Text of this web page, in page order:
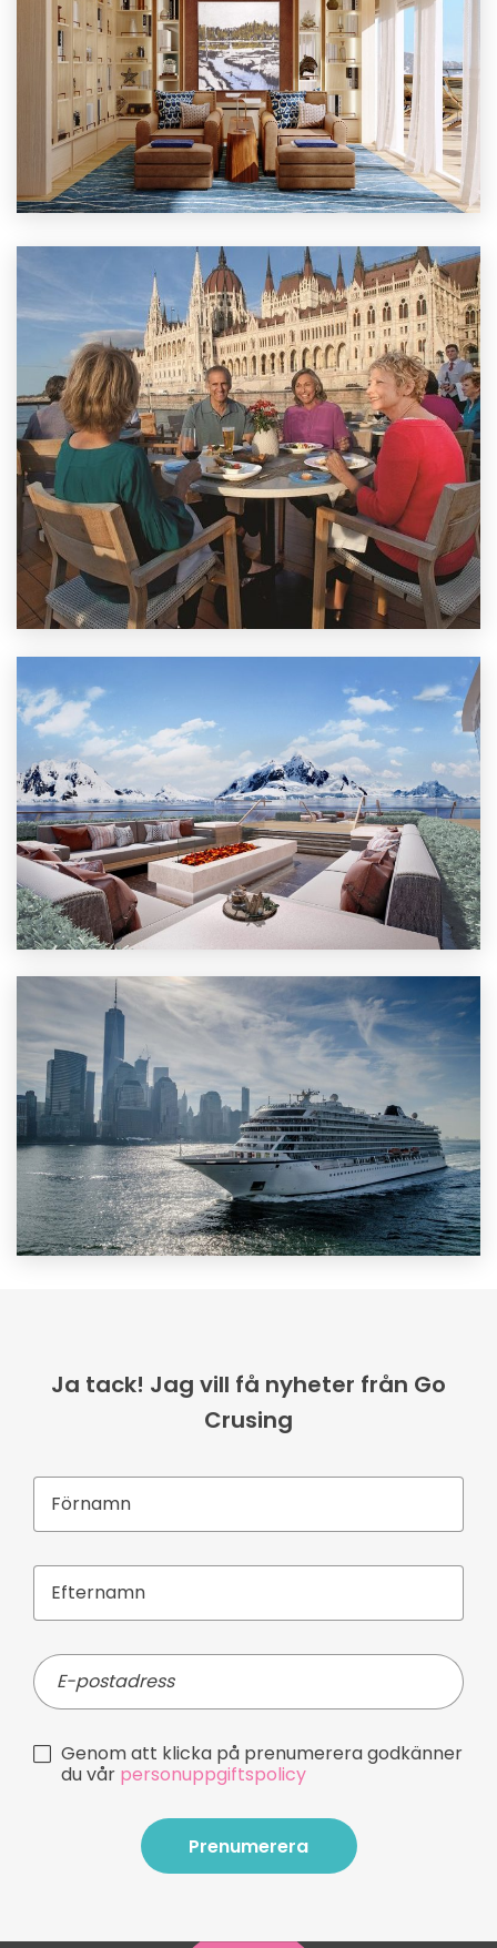
Ja tack! Jag vill få nyheter från Go
Crusing
Genom att klicka på prenumerera godkänner
du vår personuppgiftspolicy
Prenumerera
Prenumerera